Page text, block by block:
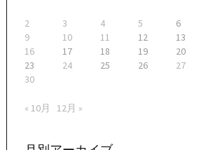
ョ
ン
2
3 4 5 6
9
10 11 12 13
16
17 18 19 20
23
24 25 26 27
30
« 10月 12月 »